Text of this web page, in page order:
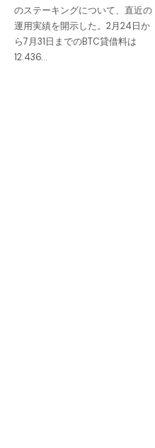
のステーキングについて、直近の
運用実績を開示した。2月24日か
ら7月31日までのBTC貸借料は
12.436…